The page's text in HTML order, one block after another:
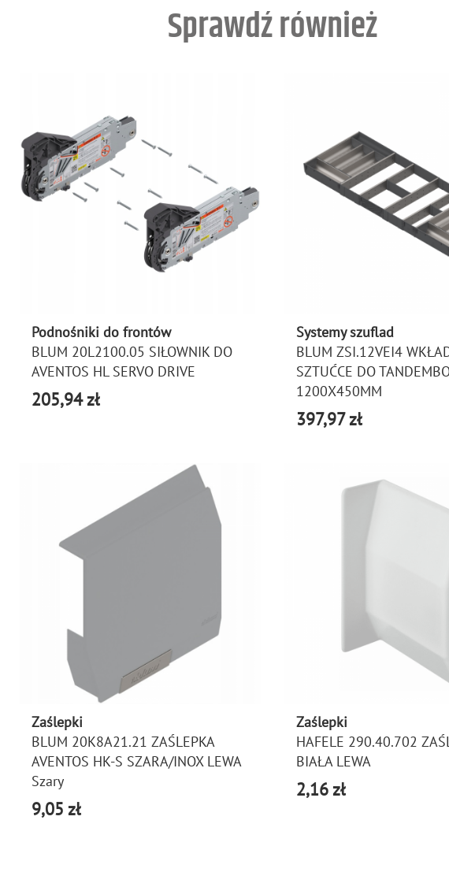
Sprawdź również
Podnośniki do frontów
BLUM 20L2100.05 SIŁOWNIK DO
AVENTOS HL SERVO DRIVE
205,94 zł
Systemy szuflad
BLUM ZSI.12VEI4
SZTUĆCE DO
1200X450MM
397,97 zł
Zaślepki
BLUM 20K8A21.21 ZAŚLEPKA
AVENTOS HK-S SZARA/INOX LEWA
Szary
9,05 zł
Zaślepki
HAFELE 290.40.702
BIAŁA LEWA
2,16 zł